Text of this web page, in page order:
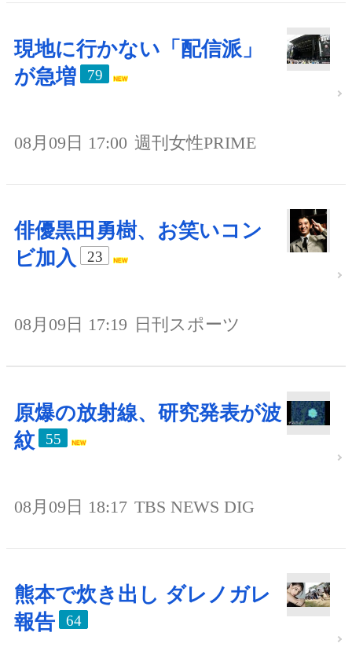
現地に行かない「配信派」
が急増
79
08月09日 17:00 週刊女性PRIME
俳優黒田勇樹、お笑いコン
ビ加入
23
08月09日 17:19 日刊スポーツ
原爆の放射線、研究発表が波
紋
55
08月09日 18:17 TBS NEWS DIG
熊本で炊き出し ダレノガレ
報告
64